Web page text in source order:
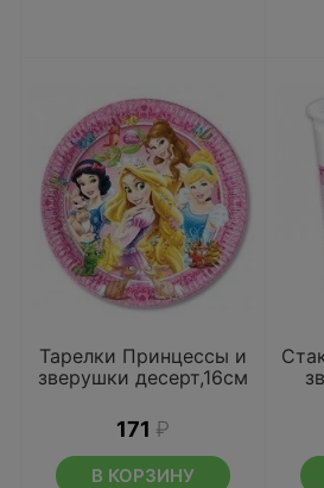
Тарелки Принцессы и
зверушки десерт,16см
171 ₽
В КОРЗИНУ